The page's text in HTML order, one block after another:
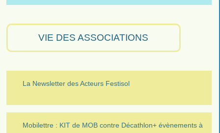
VIE DES ASSOCIATIONS
La Newsletter des Acteurs Festisol
Mobilettre : KIT de MOB contre Décathlon+ évènements à